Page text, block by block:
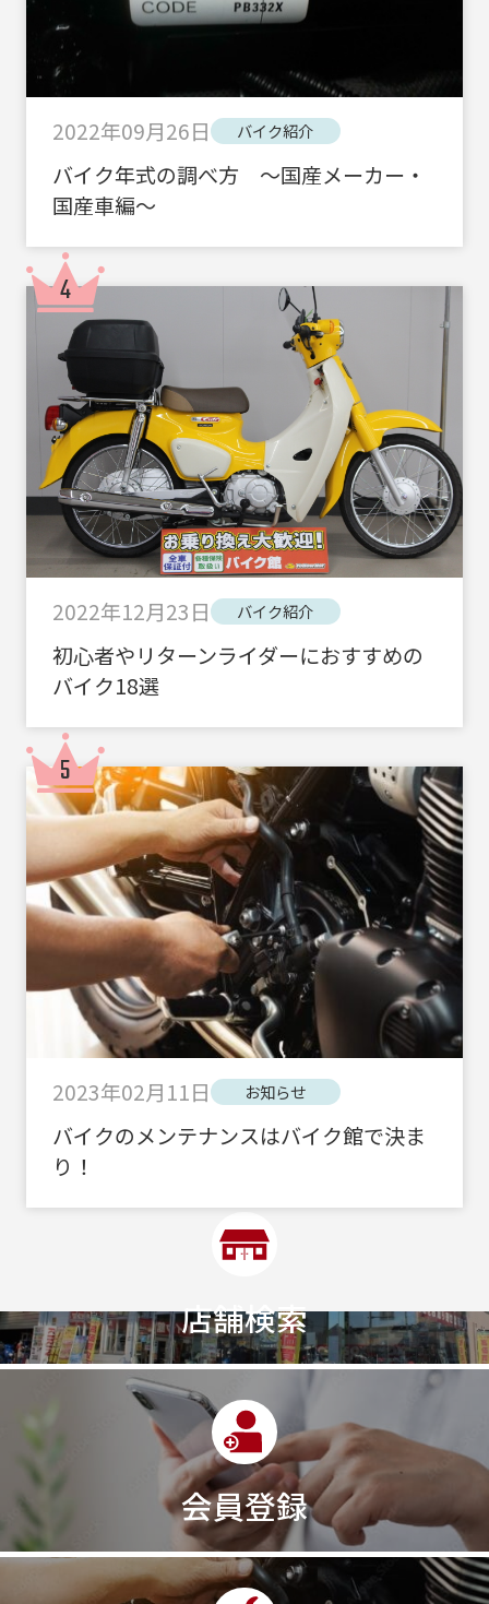
2022年09月26日 バイク紹介
バイク年式の調べ方 ～国産メーカー・
国産車編～
2022年12月23日 バイク紹介
初心者やリターンライダーにおすすめの
バイク18選
2023年02月11日 お知らせ
バイクのメンテナンスはバイク館で決ま
り！
店舗検索
会員登録